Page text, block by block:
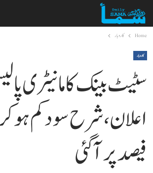
Home کاروبار
کاروبار
سٹیٹ بینک کا مانیٹری
فیصد پر آ گئی